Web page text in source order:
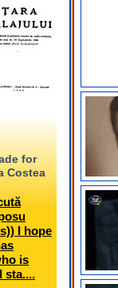
for
Costea
I hope
is
sta....